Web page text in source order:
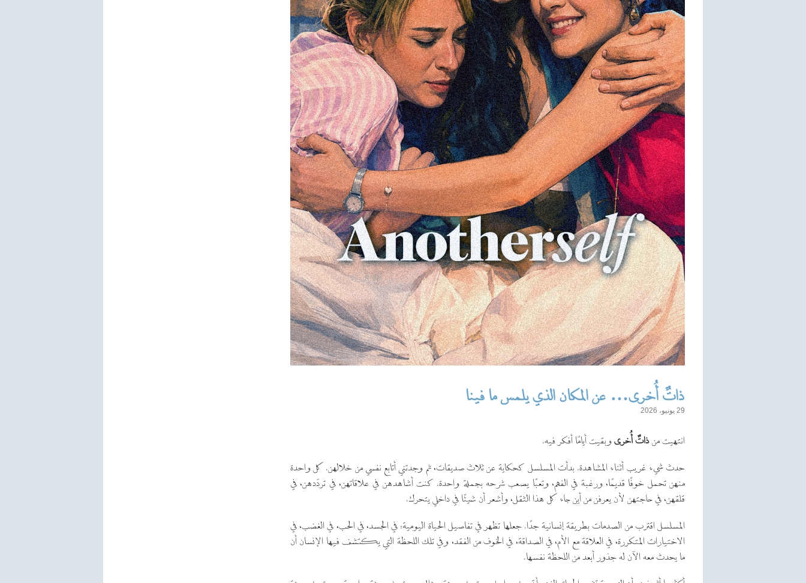
ذاتٌ أُخرى… عن المكان الذي يلمس ما فينا
29 يونيو، 2026
انتهيت منذاتٌ أُخرىوبقيت أيامًا أفكر فيه.
حدث شيء غريب أثناء المشاهدة. بدأت المسلسل كحكاية عن ثلاث صديقات، ثم وجدتني أتابع نفسي من خلالهن. كل واحدة
منهن تحمل خوفًا قديمًا، ورغبة في الفهم، وتعبًا يصعب شرحه بجملة واحدة. كنت أشاهدهن في علاقاتهن، في تردّدهن، في
قلقهن، في حاجتهن لأن يعرفن من أين جاء كل هذا الثقل، وأشعر أن شيئًا في داخلي يتحرك.
المسلسل اقترب من الصدمات بطريقة إنسانية جدًا. جعلها تظهر في تفاصيل الحياة اليومية: في الجسد، في الحب، في الغضب، في
الاختيارات المتكررة، في العلاقة مع الأم، في الصداقة، في الخوف من الفقد، وفي تلك اللحظة التي يكتشف فيها الإنسان أن
ما يحدث معه الآن له جذور أبعد من اللحظة نفسها.